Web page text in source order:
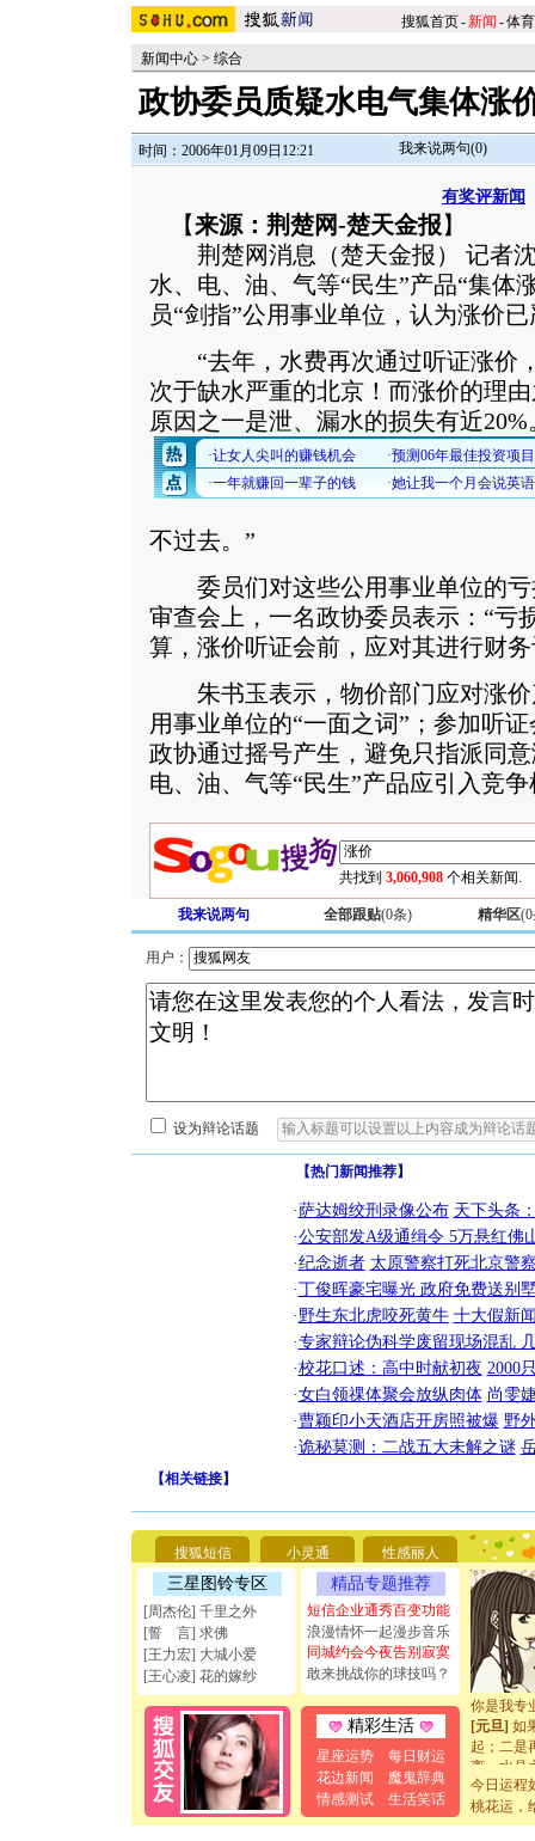
搜狐首页-新闻 -体育
新闻中心 > 综合
政协委员质疑水电气集体涨
时间：2006年01月09日12:21 我来说两句(0)
有奖评新闻
【来源：荆楚网-楚天金报 】
荆楚网消息（楚天金报） 记者沈
水、电、油、气等“民生”产品“集体
员“剑指”公用事业单位，认为涨价
“去年，水费再次通过听证涨价
次于缺水严重的北京！而涨价的理
原因之一是泄、漏水的损失有近20%
不过去。”
委员们对这些公用事业单位的亏
审查会上，一名政协委员表示：“亏
算，涨价听证会前，应对其进行财
朱书玉表示，物价部门应对涨价
用事业单位的“一面之词”；参加听
政协通过摇号产生，避免只指派同
电、油、气等“民生”产品应引入竞
共找到 3,060,908 个相关新闻.
我来说两句 全部跟贴(0条) 精华区(0
用户：
设为辩论话题
【热门新闻推荐】
·萨达姆绞刑录像公布 天下头条
·公安部发A级通缉令 5万悬红佛
·纪念逝者 太原警察打死北京警
·丁俊晖豪宅曝光 政府免费送别
·野生东北虎咬死黄牛 十大假新
·专家辩论伪科学废留现场混乱
·校花口述：高中时献初夜 2000
·女白领祼体聚会放纵肉体 尚雯
·曹颖印小天酒店开房照被爆 野
·诡秘莫测：二战五大未解之谜
【相关链接】
搜狐短信 小灵通 性感丽人
三星图铃专区
[周杰伦] 千里之外
[誓 言] 求佛
[王力宏] 大城小爱
[王心凌] 花的嫁纱
精品专题推荐
短信企业通秀百变功能
浪漫情怀一起漫步音乐
同城约会今夜告别寂寞
敢来挑战你的球技吗？
精彩生活
星座运势
每日财运
花边新闻
魔鬼辞典
情感测试
生活笑话
你太多，
要平安！
[圣诞节]
能正大光
天都要快
[圣诞节]
如意,快
[元旦]看
断电。爱
你是我专
[元旦] 如
起；二是
离。水晶
[元旦]当
泣，这痛
今日运程
桃花运，